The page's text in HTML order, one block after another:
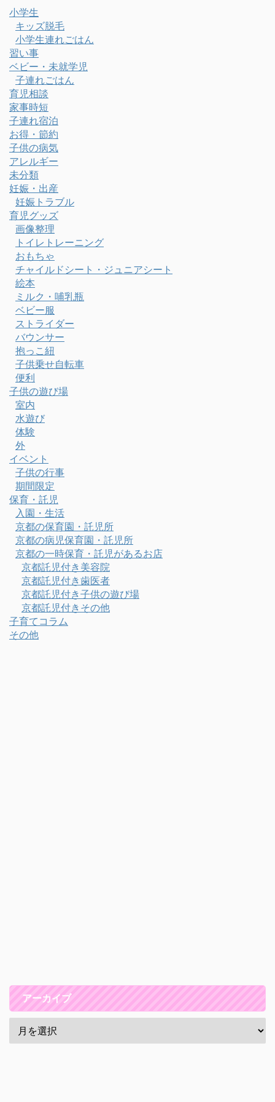
小学生
キッズ脱毛
小学生連れごはん
習い事
ベビー・未就学児
子連れごはん
育児相談
家事時短
子連れ宿泊
お得・節約
子供の病気
アレルギー
未分類
妊娠・出産
妊娠トラブル
育児グッズ
画像整理
トイレトレーニング
おもちゃ
チャイルドシート・ジュニアシート
絵本
ミルク・哺乳瓶
ベビー服
ストライダー
バウンサー
抱っこ紐
子供乗せ自転車
便利
子供の遊び場
室内
水遊び
体験
外
イベント
子供の行事
期間限定
保育・託児
入園・生活
京都の保育園・託児所
京都の病児保育園・託児所
京都の一時保育・託児があるお店
京都託児付き美容院
京都託児付き歯医者
京都託児付き子供の遊び場
京都託児付きその他
子育てコラム
その他
アーカイブ